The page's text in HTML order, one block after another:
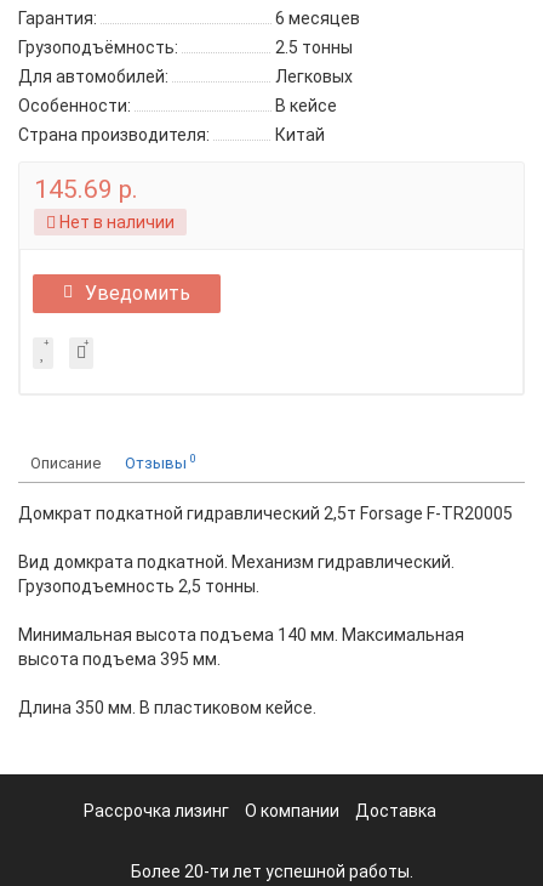
Гарантия:
6 месяцев
Грузоподъёмность:
2.5 тонны
Для автомобилей:
Легковых
Особенности:
В кейсе
Страна производителя:
Китай
145.69 р.
Нет в наличии
Уведомить
Описание Отзывы 0
Домкрат подкатной гидравлический 2,5т Forsage F-TR20005
Вид домкрата подкатной. Механизм гидравлический.
Грузоподъемность 2,5 тонны.
Минимальная высота подъема 140 мм. Максимальная
высота подъема 395 мм.
Длина 350 мм. В пластиковом кейсе.
Рассрочка лизинг О компании Доставка
Более 20-ти лет успешной работы.